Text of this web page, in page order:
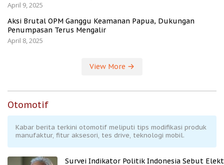
April 9, 2025
Aksi Brutal OPM Ganggu Keamanan Papua, Dukungan
Penumpasan Terus Mengalir
April 8, 2025
View More
Otomotif
Kabar berita terkini otomotif meliputi tips modifikasi produk
manufaktur, fitur aksesori, tes drive, teknologi mobil.
Survei Indikator Politik Indonesia Sebut